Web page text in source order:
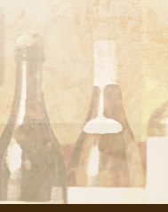
武蔵小杉の
「イルヴェ
武蔵小杉の美
ヴェント」の